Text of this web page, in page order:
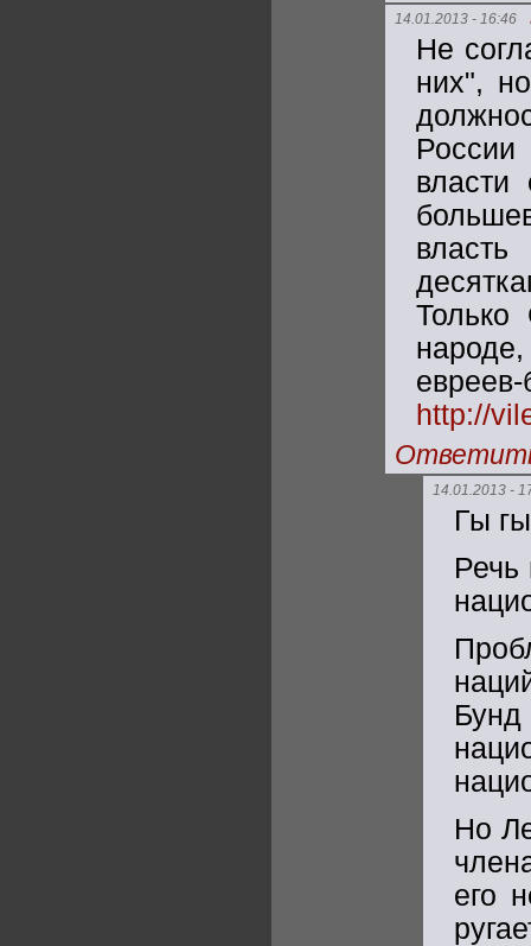
14.01.2013 - 16:46
Не
них",
власти
Только
http://
14.01.2013 -
Гы
Речь
Но
его